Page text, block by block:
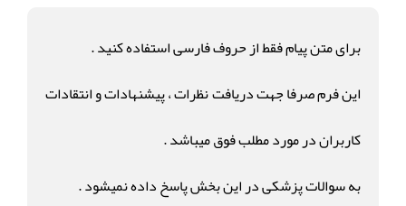
برای متن پیام فقط از حروف فارسی استفاده کنید .
این فرم صرفا جهت دریافت نظرات ، پیشنهادات و انتقادات
کاربران در مورد مطلب فوق میباشد .
به سوالات پزشکی در این بخش پاسخ داده نمیشود .